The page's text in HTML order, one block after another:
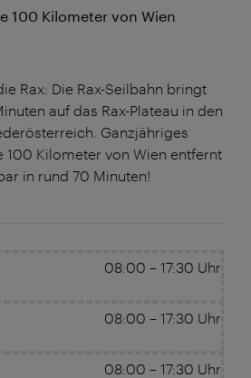
100 Kilometer von Wien
Rax: Die Rax-Seilbahn bringt
auf das Rax-Plateau in den
Ganzjähriges
100 Kilometer von Wien entfernt
in rund 70 Minuten!
08:00 – 17:30 Uhr
08:00 – 17:30 Uhr
08:00 – 17:30 Uhr